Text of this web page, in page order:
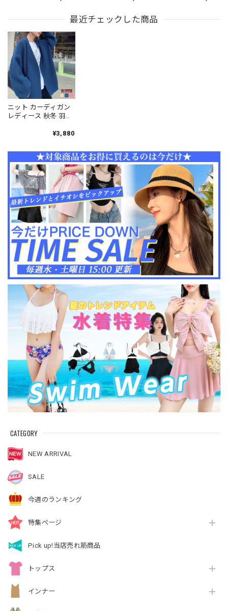
CATEGORY
NEW ARRIVAL
SALE
今週のランキング
特集ページ
Pick up!当店売れ筋商品
トップス
インナー
ア風 トップス アウタ
大人女子 [LW-CET065]
アウター 大人可愛い
ゆったり 体型カバー
最近チェックした商品
ニット カーディガン
レディース 秋冬 羽織
オーバーサイズ 大人
ブニット 通勤 通学 大
人可愛い 大人女子
[LW-CDJ035]
¥3,880